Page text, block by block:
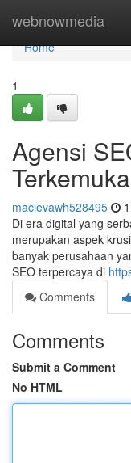
webnowmedia
Home
Home
1
Agensi
Terkemuka
macievawh528495
Di era digital yang
merupakan aspek
banyak perusahaan
SEO terpercaya di
Comments
Comments
Submit a Comment
No HTML